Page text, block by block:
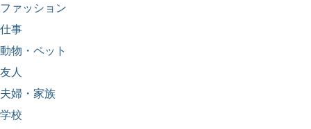
ファッション
仕事
動物・ペット
友人
夫婦・家族
学校